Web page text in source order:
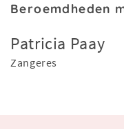
Beroemdheden
Patricia Paay
Zangeres